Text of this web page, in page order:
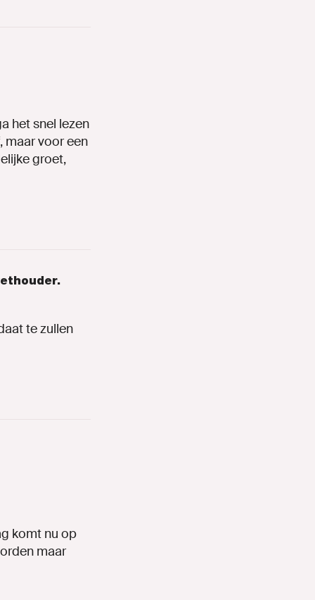
het snel lezen
maar voor een
groet,
te zullen
komt nu op
maar